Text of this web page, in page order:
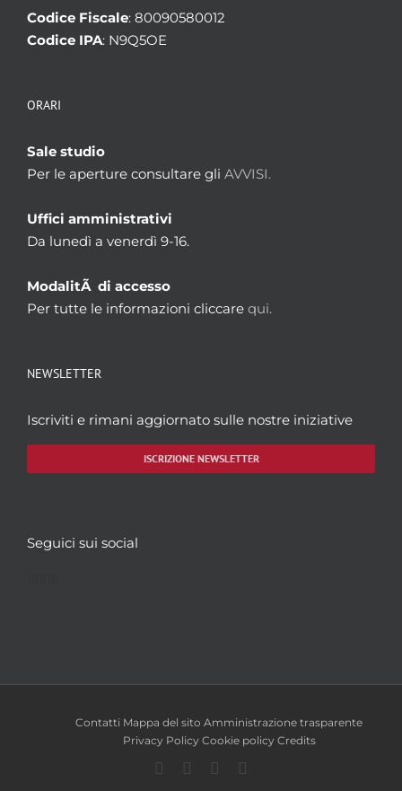
Codice Fiscale: 80090580012
Codice IPA: N9Q5OE
ORARI
Sale studio
Per le aperture consultare gli AVVISI.
Uffici amministrativi
Da lunedì a venerdì 9-16.
ModalitÃ di accesso
Per tutte le informazioni cliccare qui.
NEWSLETTER
Iscriviti e rimani aggiornato sulle nostre iniziative
ISCRIZIONE NEWSLETTER
Seguici sui social
Contatti Mappa del sito Amministrazione trasparente
Privacy Policy Cookie policy Credits
Facebook
TwitterYouTube